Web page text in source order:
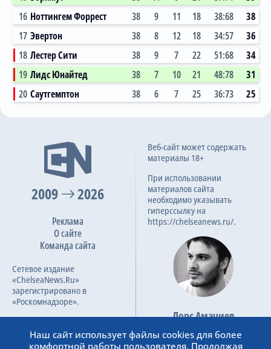
16 Ноттингем Форрест 38 9 11 18 38:68
38
17 Эвертон 38 8 12 18 34:57
36
18 Лестер Сити 38 9 7 22 51:68
34
19 Лидс Юнайтед 38 7 10 21 48:78
31
20 Саутгемптон 38 6 7 25 36:73 25
2009 2026
Реклама
О сайте
Команда сайта
Сетевое издание
«ChelseaNews.Ru»
зарегистрировано в
«Роскомнадзоре».
ФС 77 – 87138.
Веб-сайт может содержать
материалы 18+
При использовании
материалов сайта
необходимо указывать
гиперссылку на
https://chelseanews.ru/.
Лорс Амачиев
Основатель сайта
admin@chelseanews.ru
Наш сайт использует файлы cookies для более
комфортной работы пользователя. Продолжая